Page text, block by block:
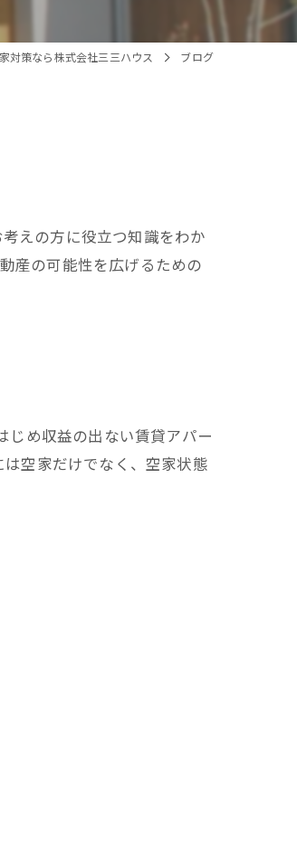
対策なら株式会社三三ハウス ブログ
えの方に役立つ知識をわか
産の可能性を広げるための
じめ収益の出ない賃貸アパー
空家だけでなく、空家状態